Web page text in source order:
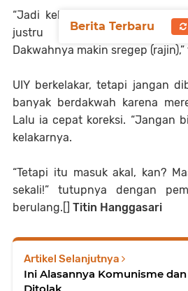
“Jadi keliru, jadi mestinya
justru makin sregep
Dakwahnya makin sregep
UIY berkelakar, tetapi jangan
banyak berdakwah karena
Lalu ia cepat koreksi. “Jangan
kelakarnya.
“Tetapi itu masuk akal, kan?
sekali!” tutupnya dengan
berulang.[] Titin Hanggasari
Artikel Selanjutnya
Ini Alasannya Komunisme
Berita Terbaru